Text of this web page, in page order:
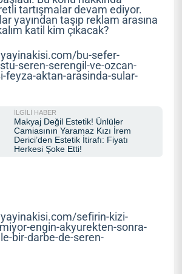
tartışmalar devam ediyor.
yayından taşıp reklam arasına
katil kim çıkacak?
bu-sefer-
seren-serengil-ve-ozcan-
feyza-aktan-arasinda-sular-
sefirin-kizi-
engin-akyurekten-sonra-
bir-darbe-de-seren-